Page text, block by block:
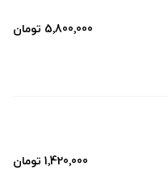
5٬800٬000 تومان
1٬420٬000 تومان